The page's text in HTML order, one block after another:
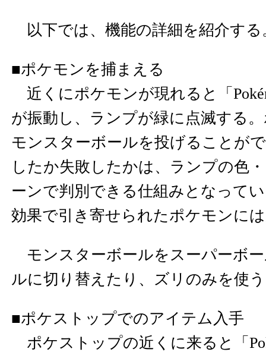
以下では、機能の詳細を紹介する
■ポケモンを捕まえる
近くにポケモンが現れると「
が振動し、ランプが緑に点滅する
モンスターボールを投げることが
したか失敗したかは、ランプの色
ーンで判別できる仕組みとなって
効果で引き寄せられたポケモンに
モンスターボールをスーパーボ
ルに切り替えたり、ズリのみを使
■ポケストップでのアイテム入手
ポケストップの近くに来ると「